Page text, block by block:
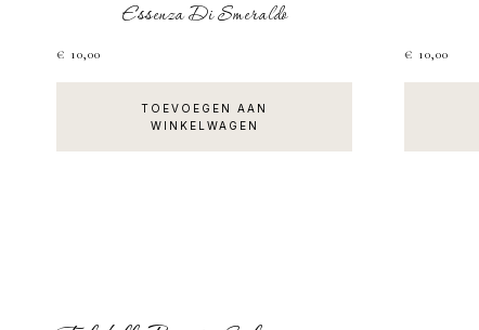
Essenza Di Smeraldo
€ 10,00
TOEVOEGEN AAN
WINKELWAGEN
€ 10,00